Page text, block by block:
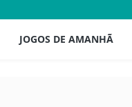
JOGOS DE AMANHÃ